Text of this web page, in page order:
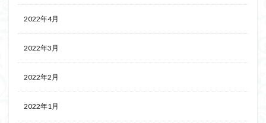
2022年4月
2022年3月
2022年2月
2022年1月